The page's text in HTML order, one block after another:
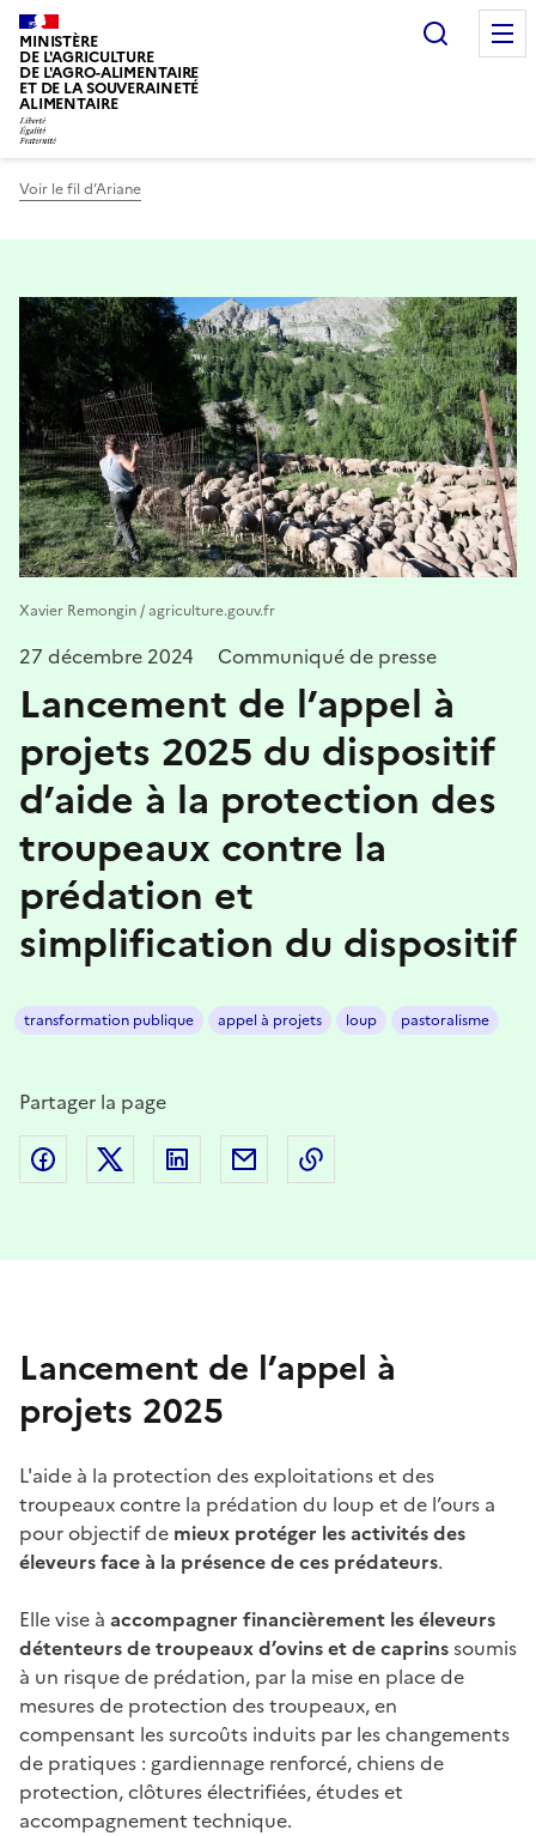
MINISTÈRE
DE L'AGRICULTURE
DE L'AGRO-ALIMENTAIRE
ET DE LA SOUVERAINETÉ
ALIMENTAIRE
Voir le fil d’Ariane
Xavier Remongin / agriculture.gouv.fr
27 décembre 2024 Communiqué de presse
Lancement de l’appel à
projets 2025 du dispositif
d’aide à la protection des
troupeaux contre la
prédation et
simplification du dispositif
transformation publique appel à projets loup pastoralisme
Partager la page
Partager sur Facebook
Partager sur Twitter
Partager sur LinkedIn
Partager par email
Lancement de l’appel à
projets 2025
L'aide à la protection des exploitations et des
troupeaux contre la prédation du loup et de l’ours a
pour objectif de mieux protéger les activités des
éleveurs face à la présence de ces prédateurs.
Elle vise à accompagner financièrement les éleveurs
détenteurs de troupeaux d’ovins et de caprinssoumis
à un risque de prédation, par la mise en place de
mesures de protection des troupeaux, en
compensant les surcoûts induits par les changements
de pratiques : gardiennage renforcé, chiens de
protection, clôtures électrifiées, études et
accompagnement technique.